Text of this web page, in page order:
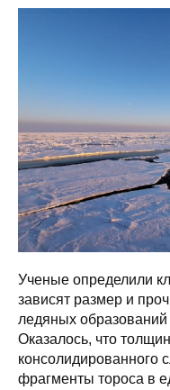
Ученые определили
зависят размер и
ледяных образований
Оказалось, что
консолидированного
фрагменты тороса в